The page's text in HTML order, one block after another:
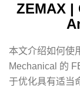
ZEMAX |
本文介绍如何使
Mechanical 的
于优化具有适当